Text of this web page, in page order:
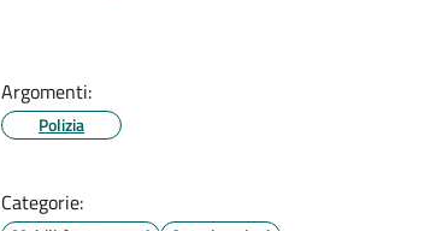
Argomenti:
Polizia
Categorie: